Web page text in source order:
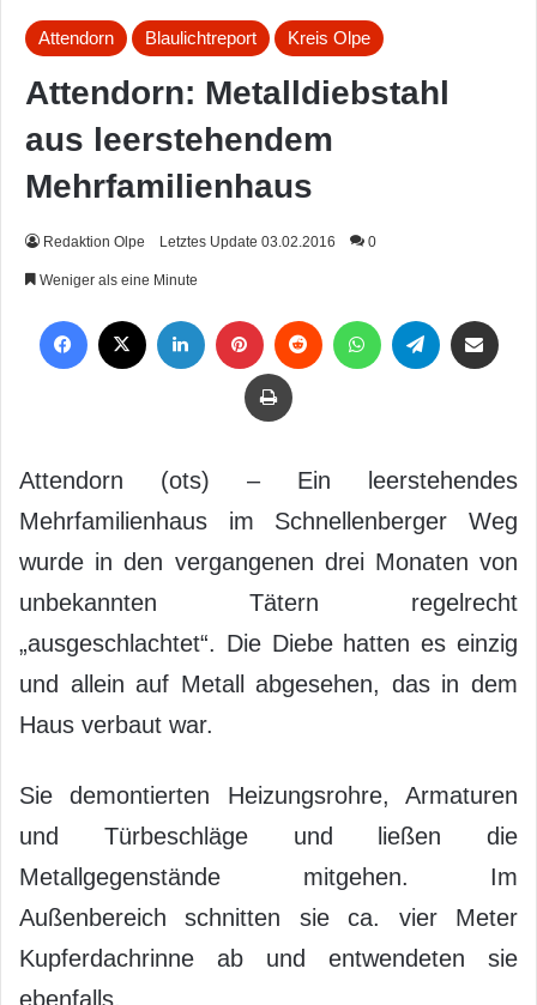
Attendorn Blaulichtreport Kreis Olpe
Attendorn: Metalldiebstahl
aus leerstehendem
Mehrfamilienhaus
Redaktion Olpe Letztes Update 03.02.2016 0
Weniger als eine Minute
Drucken
Attendorn (ots) – Ein leerstehendes
Mehrfamilienhaus im Schnellenberger Weg
wurde in den vergangenen drei Monaten von
unbekannten Tätern regelrecht
„ausgeschlachtet“. Die Diebe hatten es einzig
und allein auf Metall abgesehen, das in dem
Haus verbaut war.
Sie demontierten Heizungsrohre, Armaturen
und Türbeschläge und ließen die
Metallgegenstände mitgehen. Im
Außenbereich schnitten sie ca. vier Meter
Kupferdachrinne ab und entwendeten sie
ebenfalls.